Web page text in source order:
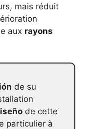
mais réduit
aux rayons
de su
de cette
particulier à